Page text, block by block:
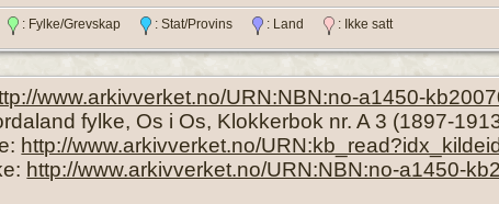
: Fylke/Grevskap : Stat/Provins : Land : Ikke satt
www.arkivverket.no/URN:NBN:no-a1450-
fylke, Os i Os, Klokkerbok nr. A 3 (1897-
http://www.arkivverket.no/
http://www.arkivverket.no/URN:NBN:no-a1450-